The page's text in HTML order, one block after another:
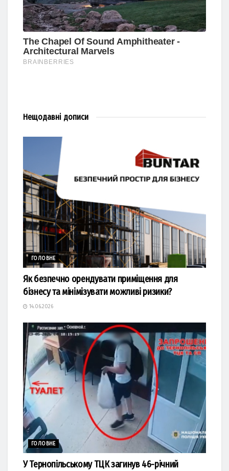
Нещодавні дописи
ГОЛОВНЕ
Як безпечно орендувати приміщення для
бізнесу та мінімізувати можливі ризики?
14.06.2026
ГОЛОВНЕ
У Тернопільському ТЦК загинув 46-річний